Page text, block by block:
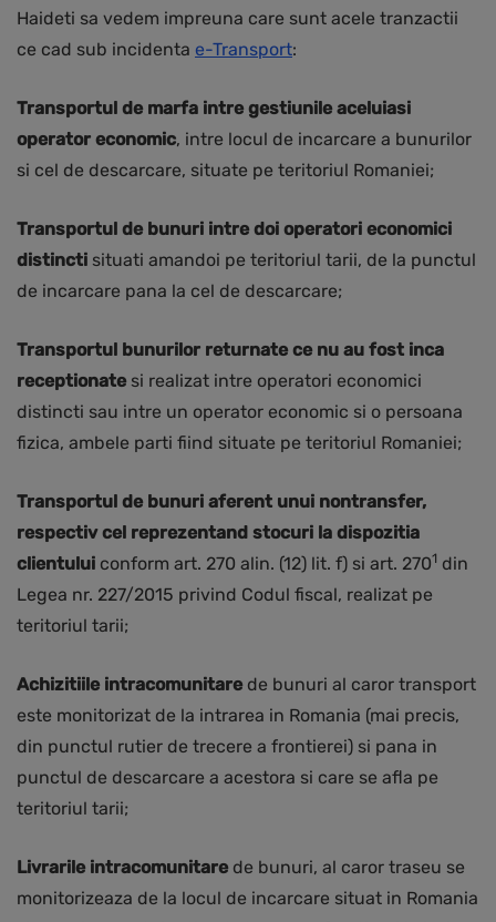
Haideti sa vedem impreuna care sunt acele tranzactii
ce cad sub incidenta e-Transport:
Transportul de marfa intre gestiunile aceluiasi
operator economic, intre locul de incarcare a bunurilor
si cel de descarcare, situate pe teritoriul Romaniei;
Transportul de bunuri intre doi operatori economici
distincti situati amandoi pe teritoriul tarii, de la punctul
de incarcare pana la cel de descarcare;
Transportul bunurilor returnate ce nu au fost inca
receptionate si realizat intre operatori economici
distincti sau intre un operator economic si o persoana
fizica, ambele parti fiind situate pe teritoriul Romaniei;
Transportul de bunuri aferent unui nontransfer,
respectiv cel reprezentand stocuri la dispozitia
clientului conform art. 270 alin. (12) lit. f) si art. 2701 din
Legea nr. 227/2015 privind Codul fiscal, realizat pe
teritoriul tarii;
Achizitiile intracomunitarede bunuri al caror transport
este monitorizat de la intrarea in Romania (mai precis,
din punctul rutier de trecere a frontierei) si pana in
punctul de descarcare a acestora si care se afla pe
teritoriul tarii;
Livrarile intracomunitarede bunuri, al caror traseu se
monitorizeaza de la locul de incarcare situat in Romania